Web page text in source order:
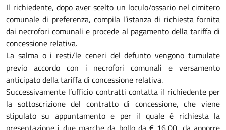
Il richiedente, dopo aver scelto un loculo/ossario nel cimitero
comunale di preferenza, compila l’istanza di richiesta fornita
dai necrofori comunali e procede al pagamento della tariffa di
concessione relativa.
La salma o i resti/le ceneri del defunto vengono tumulate
previo accordo con i necrofori comunali e versamento
anticipato della tariffa di concessione relativa.
Successivamente l’ufficio contratti contatta il richiedente per
la sottoscrizione del contratto di concessione, che viene
stipulato su appuntamento e per il quale è richiesta la